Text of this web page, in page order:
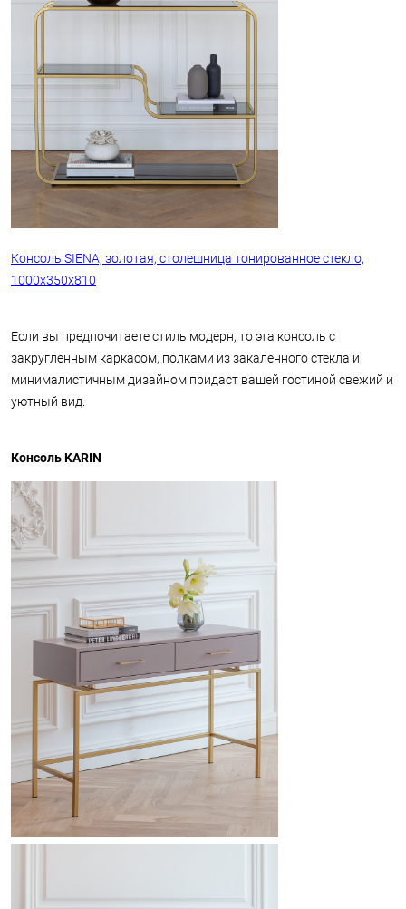
Консоль SIENA, золотая, столешница тонированное стекло,
1000х350х810
Если вы предпочитаете стиль модерн, то эта консоль с
закругленным каркасом, полками из закаленного стекла и
минималистичным дизайном придаст вашей гостиной свежий и
уютный вид.
Консоль KARIN